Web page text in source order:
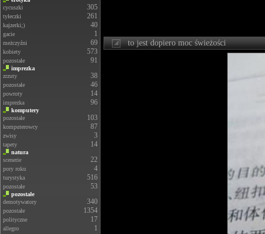
cycuszki
305
tyłeczki 261
kajzerki;) 40
gacie 1
meżczyźni 69
kobiety 573
pozostałe 91
imprezka
zrzuty
38
pozostałe 46
powroty 14
imprezka 96
komputery
pozostałe
103
komputerowcy 87
zwisy 3
tapety 14
natura
scenerie
22
pory roku 4
turystyka 516
pozostałe 53
pozostałe
demotywatory
340
pozostałe 1354
polityczne 17
allegro 1
to jest dopiero moc świeżości